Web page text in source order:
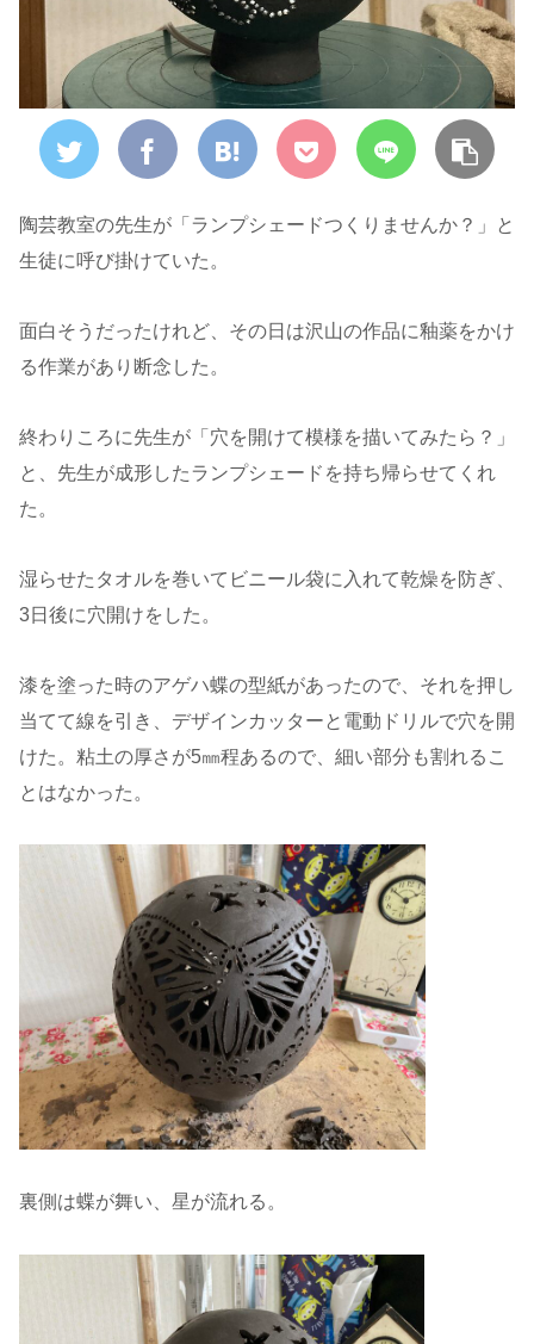
陶芸教室の先生が「ランプシェードつくりませんか？」と
生徒に呼び掛けていた。
面白そうだったけれど、その日は沢山の作品に釉薬をかけ
る作業があり断念した。
終わりころに先生が「穴を開けて模様を描いてみたら？」
と、先生が成形したランプシェードを持ち帰らせてくれ
た。
湿らせたタオルを巻いてビニール袋に入れて乾燥を防ぎ、
3日後に穴開けをした。
漆を塗った時のアゲハ蝶の型紙があったので、それを押し
当てて線を引き、デザインカッターと電動ドリルで穴を開
けた。粘土の厚さが5㎜程あるので、細い部分も割れるこ
とはなかった。
裏側は蝶が舞い、星が流れる。